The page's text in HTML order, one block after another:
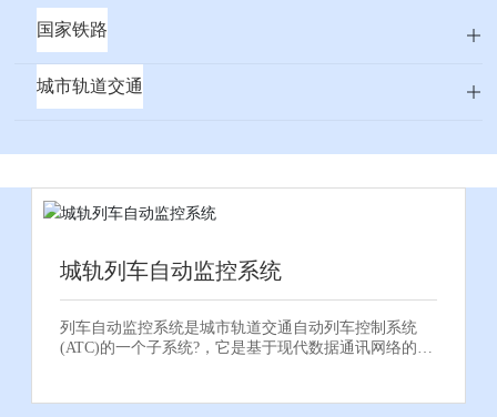
国家铁路
城市轨道交通
城轨列车自动监控系统
列车自动监控系统是城市轨道交通自动列车控制系统
(ATC)的一个子系统?，它是基于现代数据通讯网络的
对高密度?城市轨道交通运输的自动化管理和全自动行